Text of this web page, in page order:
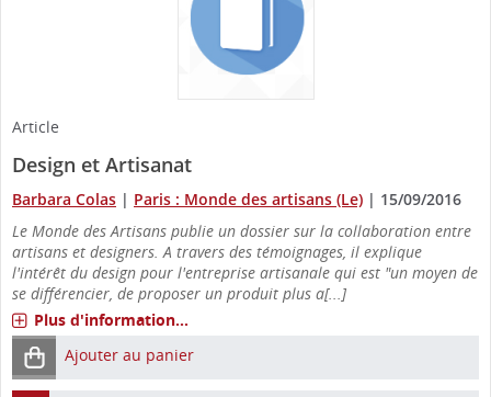
Article
Design et Artisanat
Barbara Colas | Paris : Monde des artisans (Le) | 15/09/2016
Le Monde des Artisans publie un dossier sur la collaboration entre
artisans et designers. A travers des témoignages, il explique
l'intérêt du design pour l'entreprise artisanale qui est "un moyen de
se différencier, de proposer un produit plus a[...]
Plus d'information...
Ajouter au panier